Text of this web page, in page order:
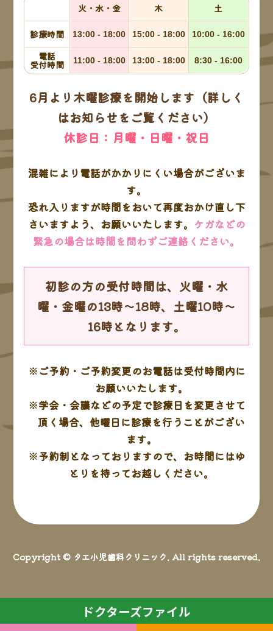
その29 子供たちの『わぁー！』の声が
聞きたくて、、ガーデニング始めまし
た。
その30 うがい早すぎー、、うがいは大
切です！
その31 うがいのお話・・続きです
その32 子どもの睡眠が危ない！
その33 憧れのお姉さん！ 〜嬉しい日
常の一コマ〜
火・水・金 木 土
診療時間 13:00 - 18:00 15:00 - 18:00 10:00 - 16:00
電話
受付時間 11:00 - 18:00 13:00 - 18:00 8:30 - 16:00
6月より木曜診療を開始します（詳しく
はお知らせをご覧ください）
休診日：月曜・日曜・祝日
混雑により電話がかかりにくい場合がございま
す。
恐れ入りますが時間をおいて再度おかけ直し下
さいますよう、お願いいたします。 ケガなどの
緊急の場合は時間を問わずご連絡ください。
初診の方の受付時間は、火曜・水
曜・金曜の13時～18時、土曜10時～
16時となります。
※ご予約・ご予約変更のお電話は受付時間内に
お願いいたします。
※学会・会議などの予定で診療日を変更させて
頂く場合、他曜日に診療を行うことがござい
ます。
※予約制となっておりますので、お時間にはゆ
とりを持ってお越しください。
Copyright © タエ小児歯科クリニック. All rights reserved.
ドクターズファイル